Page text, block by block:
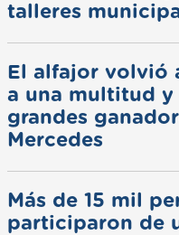
talleres
El alfajor volvió
a una multitud y
grandes
Mercedes
Más de 15 mil
participaron de